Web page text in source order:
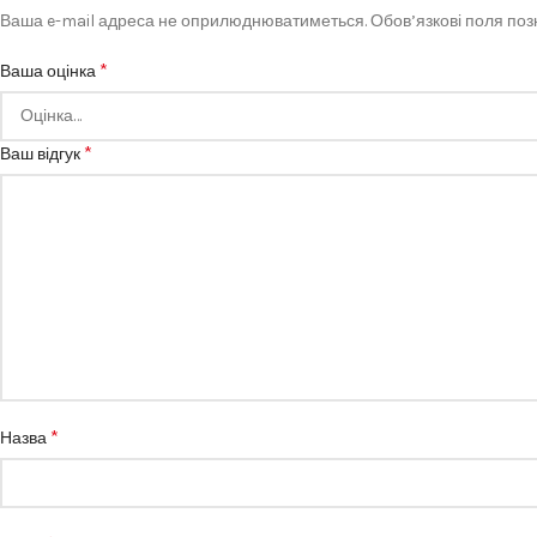
Ваша e-mail адреса не оприлюднюватиметься.Обов’язкові поля
Ваша оцінка *
Ваш відгук *
Назва *